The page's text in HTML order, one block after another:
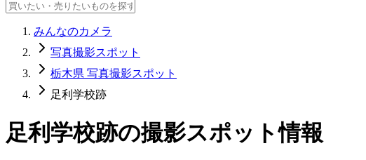
みんなのカメラ
写真撮影スポット
栃木県 写真撮影スポット
足利学校跡
足利学校跡の撮影スポット情報